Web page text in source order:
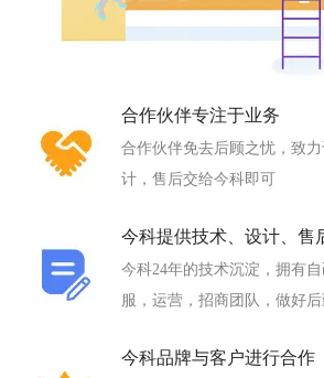
合作伙伴专注于业务
合作伙伴免去后顾之忧，致
计，售后交给今科即可
今科提供技术、设计、售
今科24年的技术沉淀，拥有
服，运营，招商团队，做好
今科品牌与客户进行合作